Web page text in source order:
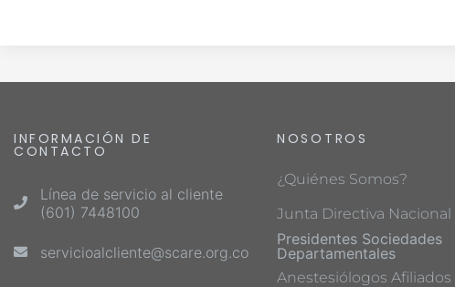
INFORMACIÓN DE
CONTACTO
Línea de servicio al cliente
(601) 7448100
servicioalcliente@scare.org.co
NOSOTROS
¿Quiénes Somos?
Junta Directiva Nacional
Presidentes Sociedades
Departamentales
Anestesiólogos Afiliados